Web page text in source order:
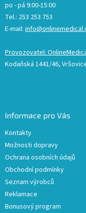
po - pá 9:00-15:00
Tel.: 253 253 753
E-mail:
Provozovatel:
Kodaňská 1441/46,
Informace pro Vás
Kontakty
Možnosti dopravy
Ochrana osobních údajů
Obchodní podmínky
Seznam výrobců
Reklamace
Bonusový program